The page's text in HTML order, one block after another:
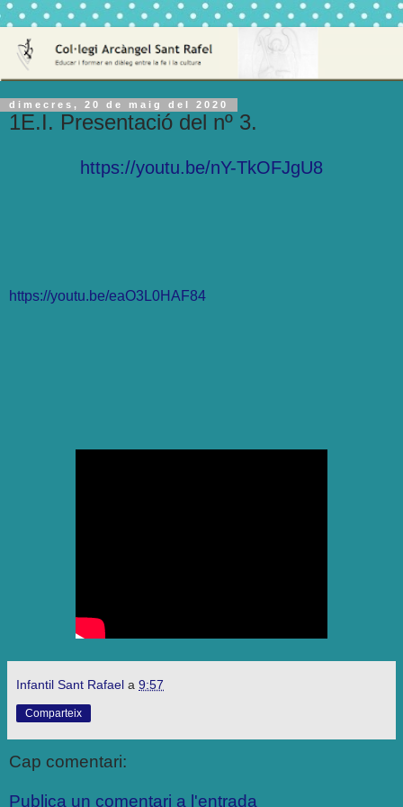
dimecres, 20 de maig del 2020
1E.I. Presentació del nº 3.
https://youtu.be/nY-TkOFJgU8
https://youtu.be/eaO3L0HAF84
Infantil Sant Rafael a 9:57
Comparteix
Cap comentari:
Publica un comentari a l'entrada